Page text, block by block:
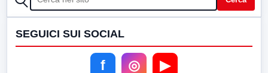
SEGUICI SUI SOCIAL
f ◎ ▶